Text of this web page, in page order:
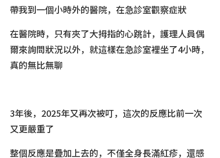
帶我到一個小時外的醫院，在急診室觀察症狀
在醫院時，只有夾了大拇指的心跳計，護理人員偶
爾來詢問狀況以外，就這樣在急診室裡坐了4小時，
真的無比無聊
3年後，2025年又再次被叮，這次的反應比前一次
又更嚴重了
整個反應是疊加上去的，不僅全身長滿紅疹，還感